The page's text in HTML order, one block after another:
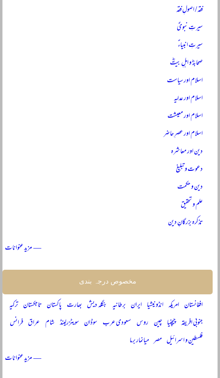
فقہ / اصولِ فقہ
سیرتِ نبویؐ
سیرتِ انبیاءؑ
صحابہؓ و اہلِ بیتؓ
اسلام اور سیاست
اسلام اور عدلیہ
اسلام اور معیشت
اسلام اور عصرِ حاضر
دین اور معاشرہ
دعوت و تبلیغ
دین و حکمت
علم و تحقیق
تذکرہ بزرگانِ دین
— مزید عنوانات
مخصوص درجہ بندی
افغانستان امریکہ انڈونیشیا ایران برطانیہ بنگلہ دیش بھارت پاکستان تاجکستان ترکیہ
جنوبی افریقہ چیچنیا چین روس سعودی عرب سوڈان سویٹزرلینڈ شام عراق فرانس
فلسطین و اسرائیل مصر میانمار برما
— مزید عنوانات